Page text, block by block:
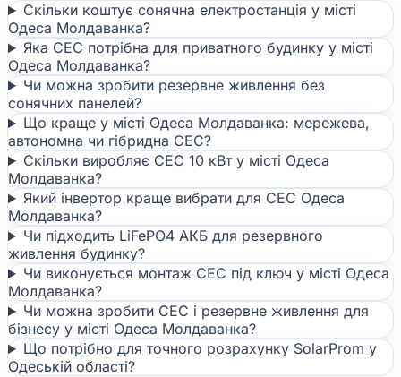
Скільки коштує сонячна електростанція у місті
Одеса Молдаванка?
Яка СЕС потрібна для приватного будинку у місті
Одеса Молдаванка?
Чи можна зробити резервне живлення без
сонячних панелей?
Що краще у місті Одеса Молдаванка: мережева,
автономна чи гібридна СЕС?
Скільки виробляє СЕС 10 кВт у місті Одеса
Молдаванка?
Який інвертор краще вибрати для СЕС Одеса
Молдаванка?
Чи підходить LiFePO4 АКБ для резервного
живлення будинку?
Чи виконується монтаж СЕС під ключ у місті Одеса
Молдаванка?
Чи можна зробити СЕС і резервне живлення для
бізнесу у місті Одеса Молдаванка?
Що потрібно для точного розрахунку SolarProm у
Одеській області?